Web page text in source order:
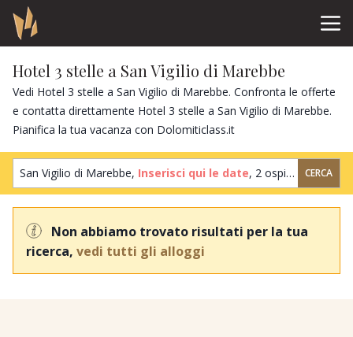
Hotel 3 stelle a San Vigilio di Marebbe
Vedi Hotel 3 stelle a San Vigilio di Marebbe. Confronta le offerte
e contatta direttamente Hotel 3 stelle a San Vigilio di Marebbe.
Pianifica la tua vacanza con Dolomiticlass.it
San Vigilio di Marebbe, Inserisci qui le date, 2 ospiti , 1 camera
CERCA
Non abbiamo trovato risultati per la tua
ricerca, vedi tutti gli alloggi